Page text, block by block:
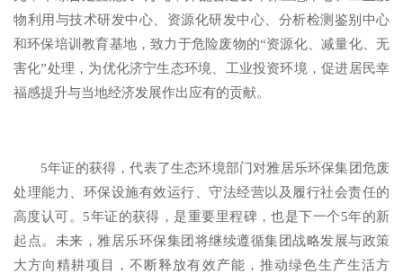
物利用与技术研发中心、资源化研发中心、分析检测鉴别中心
和环保培训教育基地，致力于危险废物的“资源化、减量化、无
害化”处理，为优化济宁生态环境、工业投资环境，促进居民幸
福感提升与当地经济发展作出应有的贡献。
5年证的获得，代表了生态环境部门对雅居乐环保集团危废
处理能力、环保设施有效运行、守法经营以及履行社会责任的
高度认可。5年证的获得，是重要里程碑，也是下一个5年的新
起点。未来，雅居乐环保集团将继续遵循集团战略发展与政策
大方向精耕项目，不断释放有效产能，推动绿色生产生活方